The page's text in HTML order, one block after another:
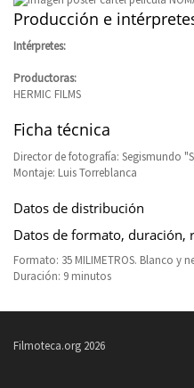
Producción e
Intérpretes:
Productoras:
HERMIC FILMS
Ficha técnica
Director de fotografía: Segismundo
Montaje: Luis Torreblanca
Datos de distribución
Datos de formato, duración,
Formato: 35 MILIMETROS. Blanco y
Duración: 9 minutos
Filmoteca.org 2026